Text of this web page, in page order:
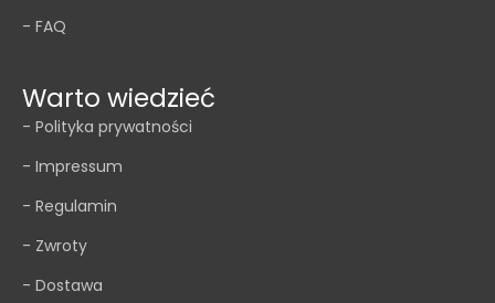
- FAQ
Warto wiedzieć
- Polityka prywatności
- Impressum
- Regulamin
- Zwroty
- Dostawa